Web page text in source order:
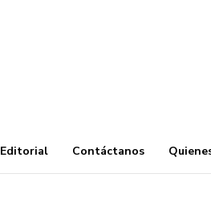
Editorial Contáctanos